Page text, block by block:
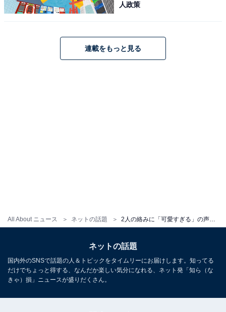
All About ニュース ネットの話題
人政策
連載をもっと見る
ネットの話題
国内外のSNSで話題の人＆トピックをタイムリーにお届けします。知ってる
だけでちょっと得する、なんだか楽しい気分になれる、ネット発「知ら（な
きゃ）損」ニュースが盛りだくさん。